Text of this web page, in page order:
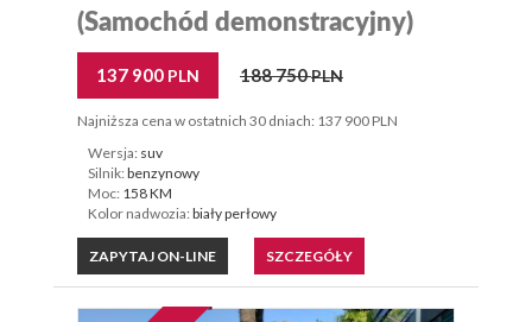
(Samochód demonstracyjny)
137 900 PLN 188 750PLN
Najniższa cena w ostatnich 30 dniach: 137 900 PLN
Wersja: suv
Silnik: benzynowy
Moc: 158 KM
Kolor nadwozia: biały perłowy
ZAPYTAJ ON-LINE SZCZEGÓŁY